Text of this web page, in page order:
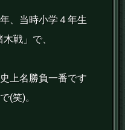
、当時小学４年生
戦」で、
上名勝負一番です
(笑)。